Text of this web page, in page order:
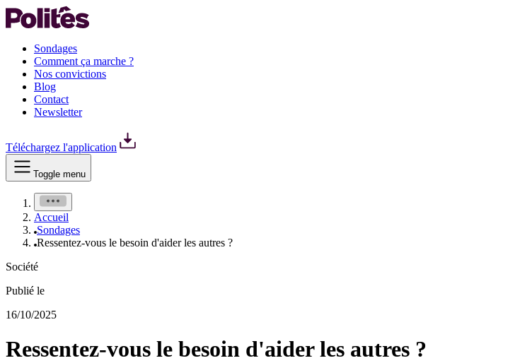
Sondages
Comment ça marche ?
Nos convictions
Blog
Contact
Newsletter
Téléchargez l'application
Toggle menu
Accueil
Sondages
Ressentez-vous le besoin d'aider les autres ?
Société
Publié le
16/10/2025
Ressentez-vous le besoin d'aider les autres ?